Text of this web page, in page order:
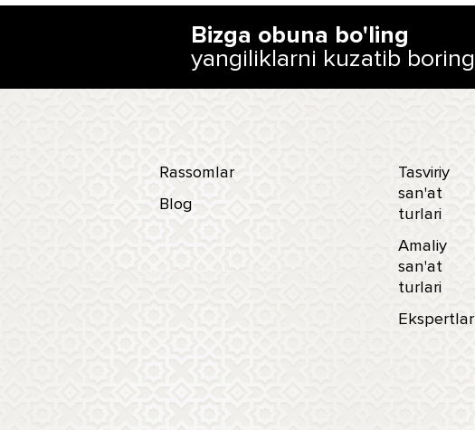
Bizga obuna bo'ling
yangiliklarni kuzatib boring
Rassomlar
Blog
Tasviriy
san'at
turlari
Amaliy
san'at
turlari
Ekspertlar